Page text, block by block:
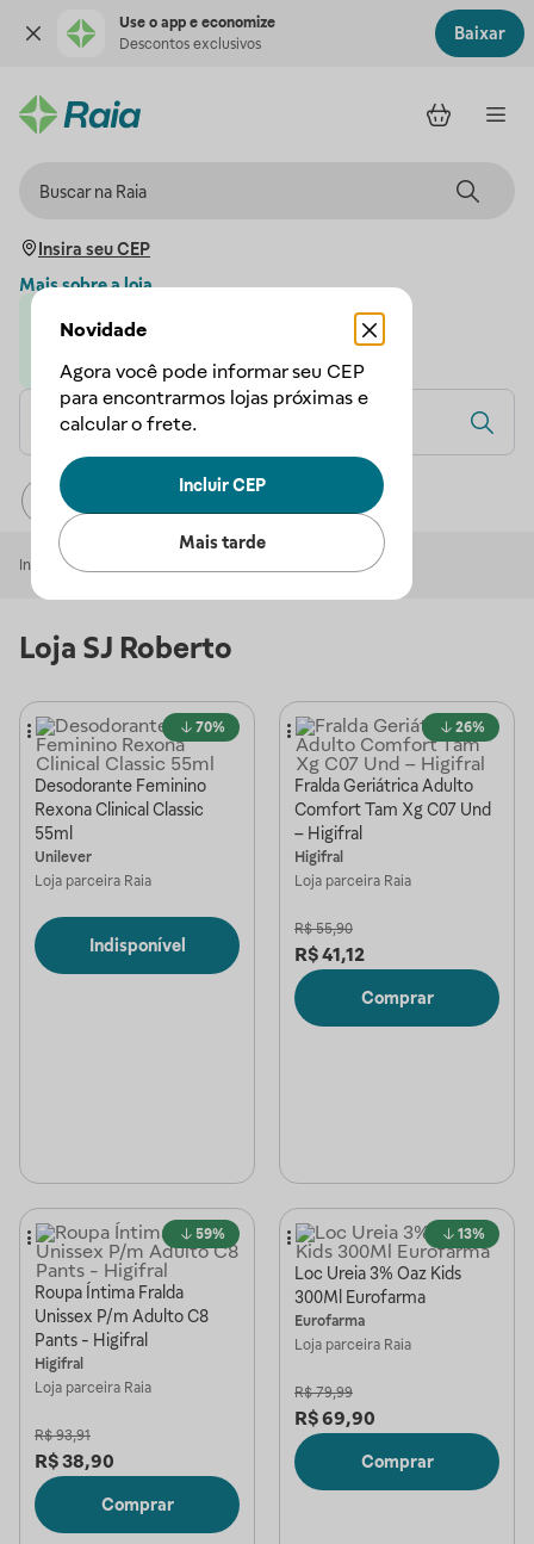
Use o app e economize
Descontos exclusivos
Baixar
Insira seu CEP
Novidade
Agora você pode informar seu CEP
para encontrarmos lojas próximas e
calcular o frete.
Incluir CEP
Mais tarde
Mais sobre a loja
Loja parceira da Droga Raia
Início SJ Roberto
Loja SJ Roberto
70%
Desodorante Feminino
Rexona Clinical Classic
55ml
Unilever
Loja parceira Raia
Indisponível
26%
Fralda Geriátrica Adulto
Comfort Tam Xg C07 Und
– Higifral
Higifral
Loja parceira Raia
R$ 55,90
R$41,12
Comprar
59%
Roupa Íntima Fralda
Unissex P/m Adulto C8
Pants - Higifral
Higifral
Loja parceira Raia
R$ 93,91
R$38,90
Comprar
13%
Loc Ureia 3% Oaz Kids
300Ml Eurofarma
Eurofarma
Loja parceira Raia
R$ 79,99
R$69,90
Comprar